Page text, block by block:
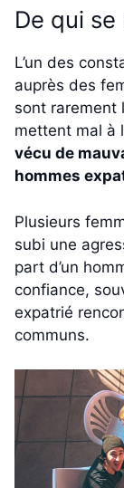
De qui
L’un des
auprès des
sont rarement
mettent mal à
vécu de
hommes
Plusieurs
subi une
part d’un
confiance,
expatrié
communs.